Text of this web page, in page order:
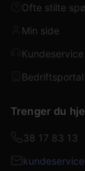
Ofte stilte
Min side
Kundeservice
Bedriftsportal
Trenger du
38 17 83 13